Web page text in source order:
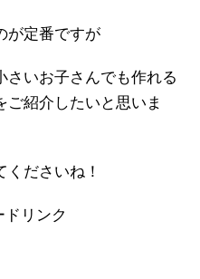
が定番ですが
さいお子さんでも作れる
ご紹介したいと思いま
ださいね！
ドリンク